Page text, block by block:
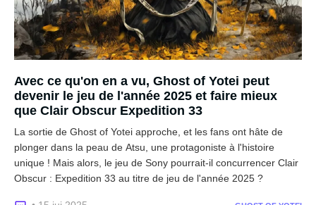
Avec ce qu'on en a vu, Ghost of Yotei peut
devenir le jeu de l'année 2025 et faire mieux
que Clair Obscur Expedition 33
La sortie de Ghost of Yotei approche, et les fans ont hâte de
plonger dans la peau de Atsu, une protagoniste à l'histoire
unique ! Mais alors, le jeu de Sony pourrait-il concurrencer Clair
Obscur : Expedition 33 au titre de jeu de l'année 2025 ?